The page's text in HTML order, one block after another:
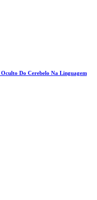
Do Cerebelo Na Linguagem